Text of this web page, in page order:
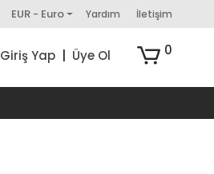
EUR - Euro Yardım İletişim
Giriş Yap Üye Ol 0